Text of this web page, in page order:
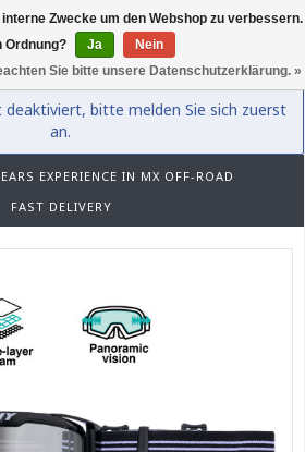
0
bitte melden Sie sich zuerst
an.
EXPERIENCE IN MX OFF-ROAD
FAST DELIVERY
Zwecke um den Webshop zu verbessern.
Ordnung?
Ja
Nein
Sie bitte unsere Datenschutzerklärung. »